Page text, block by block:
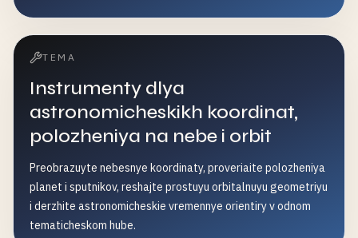
ТЕМА
Instrumenty dlya
astronomicheskikh koordinat,
polozheniya na nebe i orbit
Preobrazuyte nebesnye koordinaty, proveriaite polozheniya
planet i sputnikov, reshajte prostuyu orbitalnuyu geometriyu
i derzhite astronomicheskie vremennye orientiry v odnom
tematicheskom hube.